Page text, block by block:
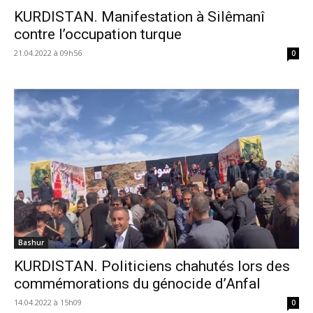
KURDISTAN. Manifestation à Silêmanî
contre l’occupation turque
21.04.2022 à 09h56 0
Bashur
KURDISTAN. Politiciens chahutés lors des
commémorations du génocide d’Anfal
14.04.2022 à 15h09 0